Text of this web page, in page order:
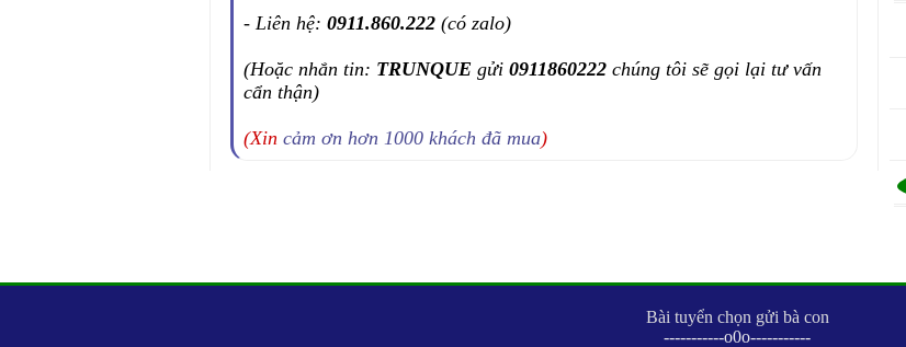
- Liên hệ: 0911.860.222 (có zalo)
(Hoặc nhắn tin: TRUNQUE gửi 0911860222 chúng tôi sẽ gọi lại tư vấn
cẩn thận)
(Xin cảm ơn hơn 1000 khách đã mua)
Bài tuyển chọn gửi bà con
-----------o0o-----------